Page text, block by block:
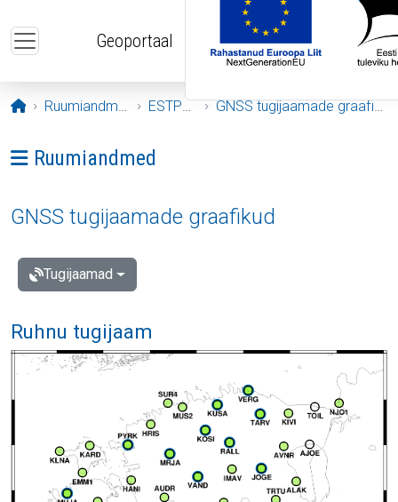
Geoportaal
Avaleht
Ruumiandmed ESTPOS GNSS tugijaamade graafikud
Ava menüü: Ruumiandmed
Ruumiandmed
GNSS tugijaamade graafikud
Tugijaamad
Ruhnu tugijaam